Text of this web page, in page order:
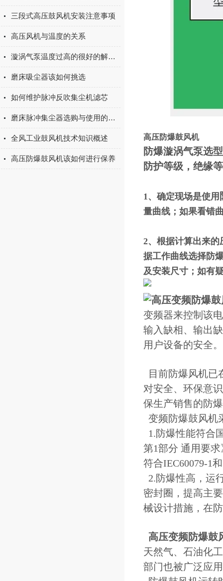
三段式高压鼓风机安装注意事项
高压风机与温度的关系
漩涡气泵温度过高的很好的解决方法
磨床吸尘器该如何挑选
如何维护脉冲反吹集尘机滤芯
磨床脉冲集尘器选购与使用的八大注意事项
全风工业鼓风机技术知识概述
高压防爆鼓风机该如何进行保养
高压防爆鼓风机
防爆漩涡气泵选
防护等级，绝缘
1、确定现场是使用
量曲线；如果看错
2、根据计算出来
据工作曲线选择防
及安装尺寸；如有
高压变频防爆
变频器来控制该
输入缺相、输出
用户设备的安全。
目前防爆风机已
对安全、环保意
保生产销售的防
变频防爆鼓风机
1.防爆性能符合
第1部分 通用要
符合IEC60079-1
2.防爆性高，运
密封圈，提高主
械设计措施，在
高压变频防爆鼓
天然气、石油化
部门也被广泛应